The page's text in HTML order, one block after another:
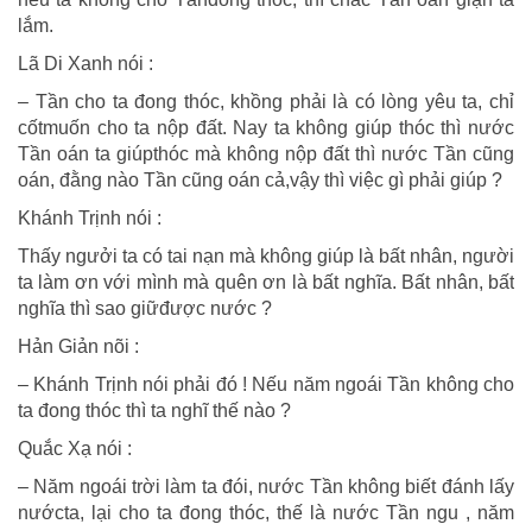
lắm.
Lã Di Xanh nói :
– Tần cho ta đong thóc, khồng phải là có lòng yêu ta, chỉ
cốtmuốn cho ta nộp đất. Nay ta không giúp thóc thì nước
Tần oán ta giúpthóc mà không nộp đất thì nước Tần cũng
oán, đằng nào Tần cũng oán cả,vậy thì việc gì phải giúp ?
Khánh Trịnh nói :
Thấy ngưởi ta có tai nạn mà không giúp là bất nhân, người
ta làm ơn với mình mà quên ơn là bất nghĩa. Bất nhân, bất
nghĩa thì sao giữđược nước ?
Hản Giản nõi :
– Khánh Trịnh nói phải đó ! Nếu năm ngoái Tần không cho
ta đong thóc thì ta nghĩ thế nào ?
Quắc Xạ nói :
– Năm ngoái trời làm ta đói, nước Tần không biết đánh lấy
nướcta, lại cho ta đong thóc, thế là nước Tần ngu , năm